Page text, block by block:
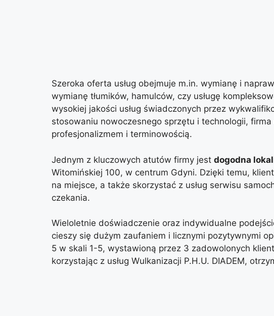
Szeroka oferta usług obejmuje m.in. wymianę i
wymianę tłumików, hamulców, czy usługę
wysokiej jakości usług świadczonych przez
stosowaniu nowoczesnego sprzętu i technologii,
profesjonalizmem i terminowością.
Jednym z kluczowych atutów firmy jest dogodna
Witomińskiej 100, w centrum Gdyni. Dzięki temu,
na miejsce, a także skorzystać z usług serwisu
czekania.
Wieloletnie doświadczenie oraz indywidualne
cieszy się dużym zaufaniem i licznymi pozytywnymi
5 w skali 1-5, wystawioną przez 3 zadowolonych
korzystając z usług Wulkanizacji P.H.U. DIADEM,